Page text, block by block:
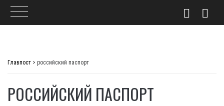
Главпост > российский паспорт
РОССИЙСКИЙ ПАСПОРТ